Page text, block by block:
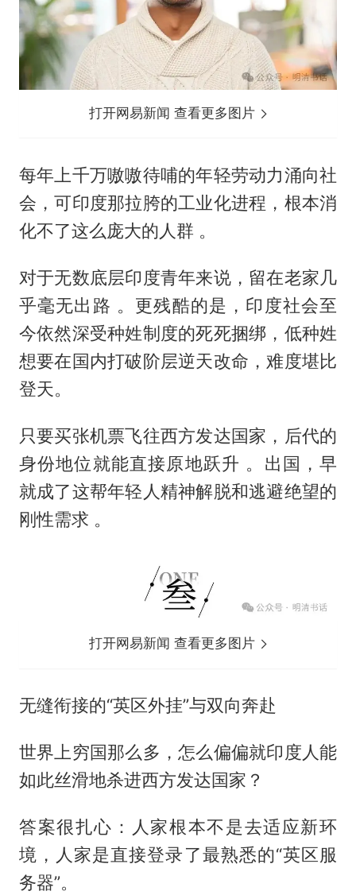
打开网易新闻 查看更多图片
每年上千万嗷嗷待哺的年轻劳动力涌向社
会，可印度那拉胯的工业化进程，根本消
化不了这么庞大的人群 。
对于无数底层印度青年来说，留在老家几
乎毫无出路 。更残酷的是，印度社会至
今依然深受种姓制度的死死捆绑，低种姓
想要在国内打破阶层逆天改命，难度堪比
登天。
只要买张机票飞往西方发达国家，后代的
身份地位就能直接原地跃升 。出国，早
就成了这帮年轻人精神解脱和逃避绝望的
刚性需求 。
打开网易新闻 查看更多图片
无缝衔接的“英区外挂”与双向奔赴
世界上穷国那么多，怎么偏偏就印度人能
如此丝滑地杀进西方发达国家？
答案很扎心：人家根本不是去适应新环
境，人家是直接登录了最熟悉的“英区服
务器”。